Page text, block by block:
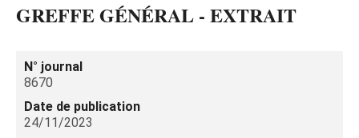
GREFFE GÉNÉRAL - EXTRAIT
N° journal
8670
Date de publication
24/11/2023